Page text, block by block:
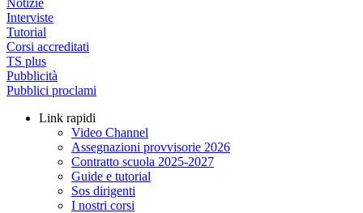
Notizie
Interviste
Tutorial
Corsi accreditati
TS plus
Pubblicità
Pubblici proclami
Link rapidi
Video Channel
Assegnazioni provvisorie 2026
Contratto scuola 2025-2027
Guide e tutorial
Sos dirigenti
I nostri corsi